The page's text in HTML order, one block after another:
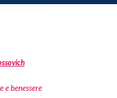
e benessere